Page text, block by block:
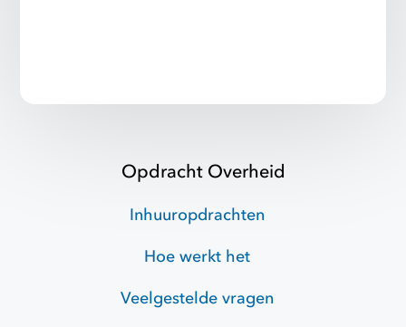
Opdracht Overheid
Inhuuropdrachten
Hoe werkt het
Veelgestelde vragen